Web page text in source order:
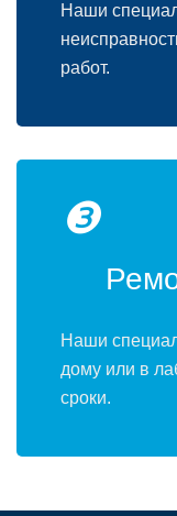
Наши
работ.
❸
Наши
дому или в
сроки.